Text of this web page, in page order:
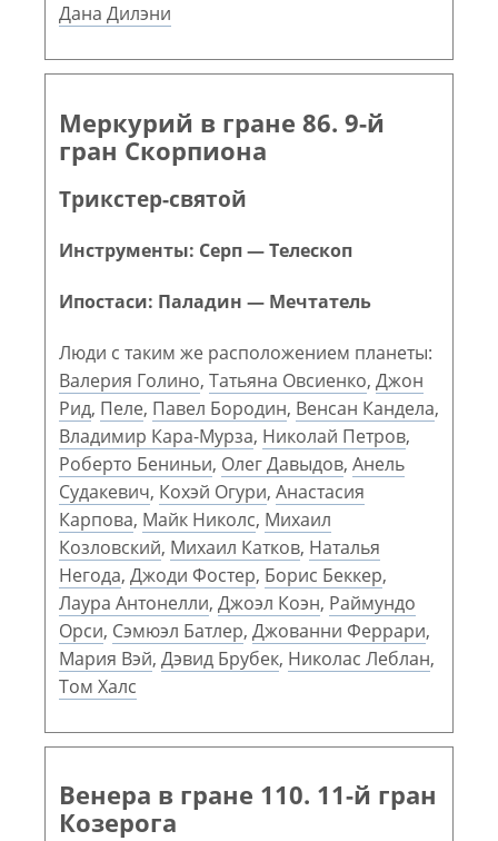
Дана Дилэни
Меркурий в гране 86. 9-й
гран Скорпиона
Трикстер-святой
Инструменты: Серп — Телескоп
Ипостаси: Паладин — Мечтатель
Люди с таким же расположением планеты:
Валерия Голино, Татьяна Овсиенко, Джон
Рид, Пеле, Павел Бородин, Венсан Кандела,
Владимир Кара-Мурза, Николай Петров,
Роберто Бениньи, Олег Давыдов, Анель
Судакевич, Кохэй Огури, Анастасия
Карпова, Майк Николс, Михаил
Козловский, Михаил Катков, Наталья
Негода, Джоди Фостер, Борис Беккер,
Лаура Антонелли, Джоэл Коэн, Раймундо
Орси, Сэмюэл Батлер, Джованни Феррари,
Мария Вэй, Дэвид Брубек, Николас Леблан,
Том Халс
Венера в гране 110. 11-й гран
Козерога